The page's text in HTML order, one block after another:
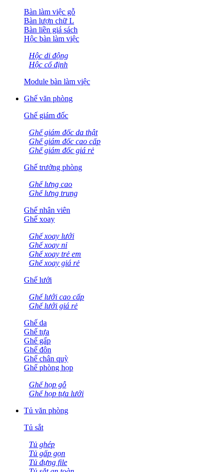
Bàn làm việc gỗ
Bàn lượn chữ L
Bàn liền giá sách
Hộc bàn làm việc
Hộc di động
Hộc cố định
Module bàn làm việc
Ghế văn phòng
Ghế giám đốc
Ghế giám đốc da thật
Ghế giám đốc cao cấp
Ghế giám đốc giá rẻ
Ghế trưởng phòng
Ghế lưng cao
Ghế lưng trung
Ghế nhân viên
Ghế xoay
Ghế xoay lưới
Ghế xoay nỉ
Ghế xoay trẻ em
Ghế xoay giá rẻ
Ghế lưới
Ghế lưới cao cấp
Ghế lưới giá rẻ
Ghế da
Ghế tựa
Ghế gấp
Ghế đôn
Ghế chân quỳ
Ghế phòng họp
Ghế họp gỗ
Ghế họp tựa lưới
Tủ văn phòng
Tủ sắt
Tủ ghép
Tủ gấp gọn
Tủ đựng file